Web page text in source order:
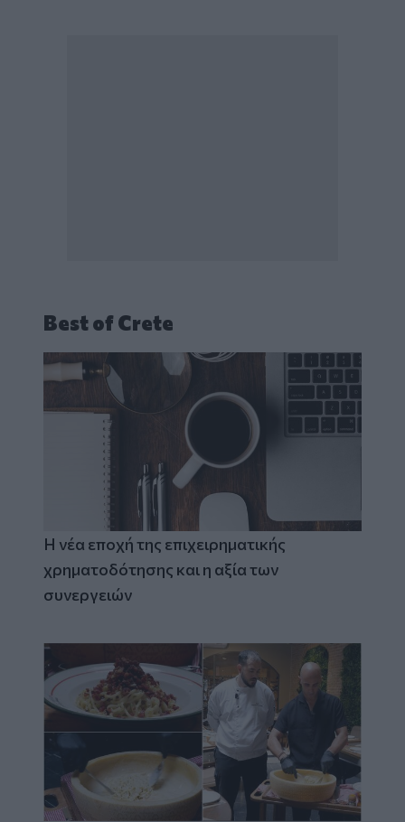
Best of Crete
Η νέα εποχή της επιχειρηματικής
χρηματοδότησης και η αξία των
συνεργειών